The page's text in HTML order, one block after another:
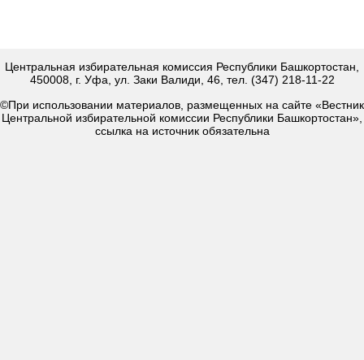
Центральная избирательная комиссия Республики Башкортостан,
450008, г. Уфа, ул. Заки Валиди, 46, тел. (347) 218-11-22
©При использовании материалов, размещенных на сайте «Вестник
Центральной избирательной комиссии Республики Башкортостан»,
ссылка на источник обязательна